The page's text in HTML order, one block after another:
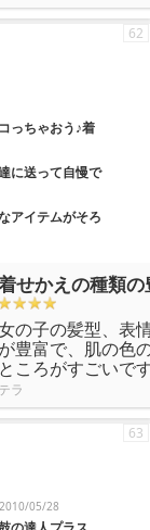
っちゃおう♪着
に送って自慢で
アイテムがそろ
62
せかえの種類の
の子の髪型、表
が豊富で、肌の色
ところがすごいで
テラ
05/28
63